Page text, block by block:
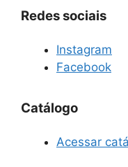
Redes sociais
Instagram
Facebook
Catálogo
Acessar